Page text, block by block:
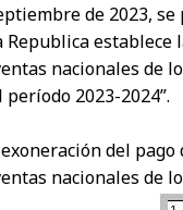
de 2023,
Republica establece
nacionales de
2023-2024”.
del
nacionales de